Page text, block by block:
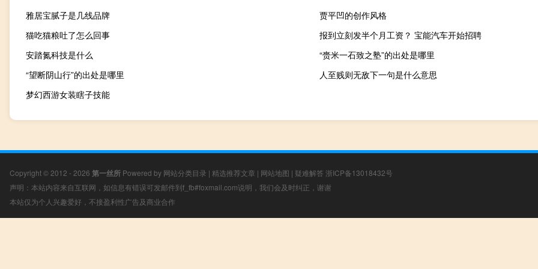
雅居宝腻子是几线品牌
贾平凹的创作风格
猫吃猫粮吐了怎么回事
报到立刻发半个月工资？ 宝能汽车开始招聘
安踏氮科技是什么
“赍米一石致之塾”的出处是哪里
“望断阴山行”的出处是哪里
人至贱则无敌下一句是什么意思
梦幻西游女装瞎子技能
Copyright © 2012 - 2026 第一丝所 Powered by 网站分类目录 | 精选推荐文章 | 网站地图 | 疑难解答 浙ICP备13018432号
声明：本站内容来自互联网，如信息有错误可发邮件到f_fb#foxmail.com说明，我们会及时纠正，谢谢
本站仅为个人兴趣爱好，不接盈利性广告及商业合作